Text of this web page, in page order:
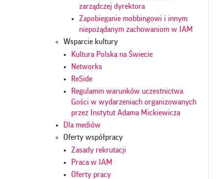
zarządczej dyrektora
Zapobieganie mobbingowi i innym
niepożądanym zachowaniom w IAM
Wsparcie kultury
Kultura Polska na Świecie
Networks
ReSide
Regulamin warunków uczestnictwa
Gości w wydarzeniach organizowanych
przez Instytut Adama Mickiewicza
Dla mediów
Oferty współpracy
Zasady rekrutacji
Praca w IAM
Oferty pracy